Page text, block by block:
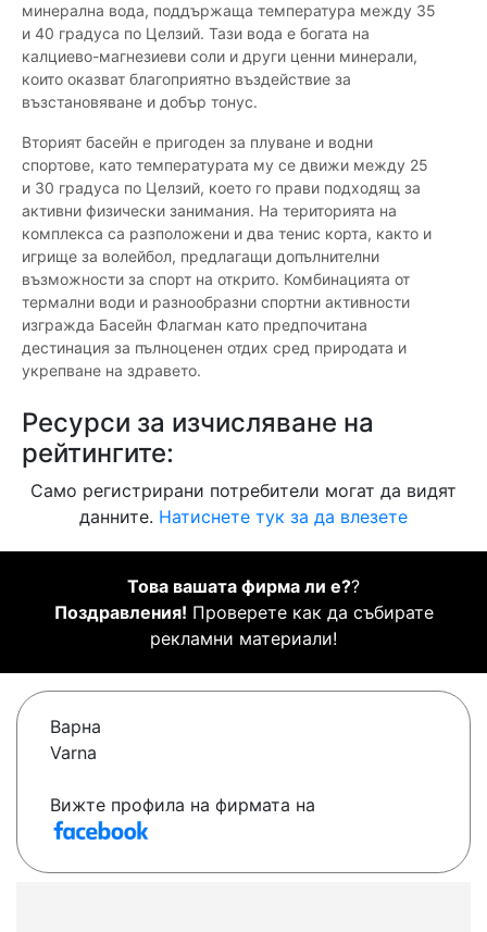
минерална вода, поддържаща температура между 35
и 40 градуса по Целзий. Тази вода е богата на
калциево-магнезиеви соли и други ценни минерали,
които оказват благоприятно въздействие за
възстановяване и добър тонус.
Вторият басейн е пригоден за плуване и водни
спортове, като температурата му се движи между 25
и 30 градуса по Целзий, което го прави подходящ за
активни физически занимания. На територията на
комплекса са разположени и два тенис корта, както и
игрище за волейбол, предлагащи допълнителни
възможности за спорт на открито. Комбинацията от
термални води и разнообразни спортни активности
изгражда Басейн Флагман като предпочитана
дестинация за пълноценен отдих сред природата и
укрепване на здравето.
Ресурси за изчисляване на
рейтингите:
Само регистрирани потребители могат да видят
данните. Натиснете тук за да влезете
Това вашата фирма ли е??
Поздравления! Проверете как да събирате
рекламни материали!
Варна
Varna
Вижте профила на фирмата на